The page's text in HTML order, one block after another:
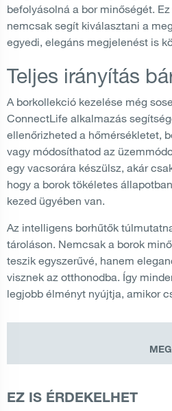
befolyásolná a bor minőségét.
nemcsak segít kiválasztani a
egyedi, elegáns megjelenést is
Teljes irányítás
A borkollekció kezelése még
ConnectLife alkalmazás
ellenőrizheted a hőmérsékletet,
vagy módosíthatod az
egy vacsorára készülsz, akár
hogy a borok tökéletes
kezed ügyében van.
Az intelligens borhűtők
tároláson. Nemcsak a borok
teszik egyszerűvé, hanem
visznek az otthonodba. Így
legjobb élményt nyújtja, amikor
EZ IS ÉRDEKELHET